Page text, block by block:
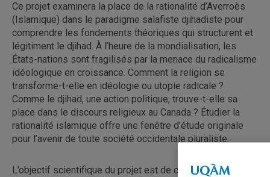
Ce projet examinera la place de la rationalité d’Averroès
(Islamique) dans le paradigme salafiste djihadiste pour
comprendre les fondements théoriques qui structurent et
légitiment le djihad. À l’heure de la mondialisation, les
États-nations sont fragilisés par la menace du radicalisme
idéologique en croissance. Comment la religion se
transforme-t-elle en idéologie ou utopie radicale ?
Comme le djihad, une action politique, trouve-t-elle sa
place dans le discours religieux au Canada ? Étudier la
rationalité islamique offre une fenêtre d’étude originale
pour l’avenir de toute société occidentale pluraliste.
L’objectif scientifique du projet est de contribuer à la